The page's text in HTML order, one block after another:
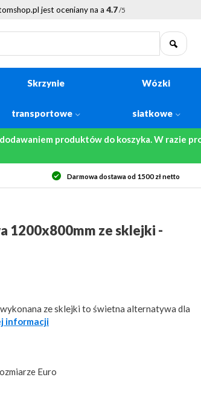
jest oceniany na a 4.7/5
Skrzynie
transportowe
Wózki
siatkowe
produktów do koszyka. W razie
Darmowa dostawa od 1500 zł netto
1200x800mm ze sklejki -
ze sklejki to świetna alternatywa dla
informacji
Euro